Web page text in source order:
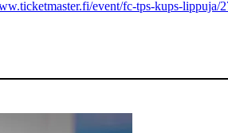
event/fc-tps-kups-lippuja/